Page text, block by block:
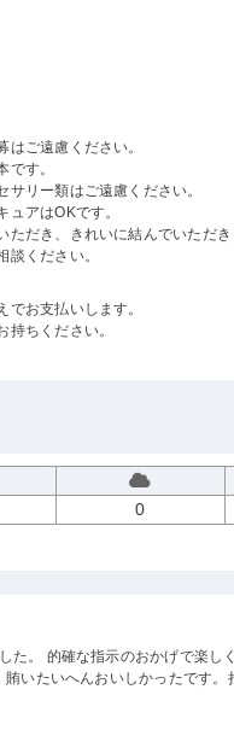
はご遠慮ください。
です。
サリー類はご遠慮ください。
ュアはOKです。
ただき、きれいに結んでいただ
談ください。
でお支払いします。
持ちください。
0
た。 的確な指示のおかげで楽し
いたいへんおいしかったです。